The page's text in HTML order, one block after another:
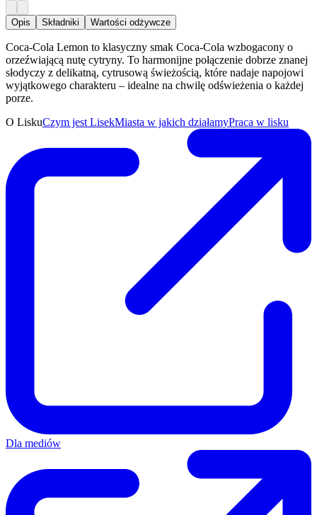
Opis Składniki Wartości odżywcze
Coca-Cola Lemon to klasyczny smak Coca-Cola wzbogacony o
orzeźwiającą nutę cytryny. To harmonijne połączenie dobrze znanej
słodyczy z delikatną, cytrusową świeżością, które nadaje napojowi
wyjątkowego charakteru – idealne na chwilę odświeżenia o każdej
porze.
O LiskuCzym jest LisekMiasta w jakich działamyPraca w lisku
Dla mediów